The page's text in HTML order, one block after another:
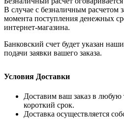
В случае с безналичным расчетом
момента поступления денежных
интернет-магазина.
Банковский счет будет указан
подачи заявки вашего заказа.
Условия Доставки
Доставим ваш заказ в
короткий срок.
Доставка осуществляется